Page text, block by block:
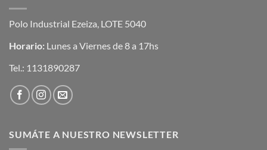
Polo Industrial Ezeiza, LOTE 5040
Horario: Lunes a Viernes de 8 a 17hs
Tel.: 1131890287
SUMÁTE A NUESTRO NEWSLETTER